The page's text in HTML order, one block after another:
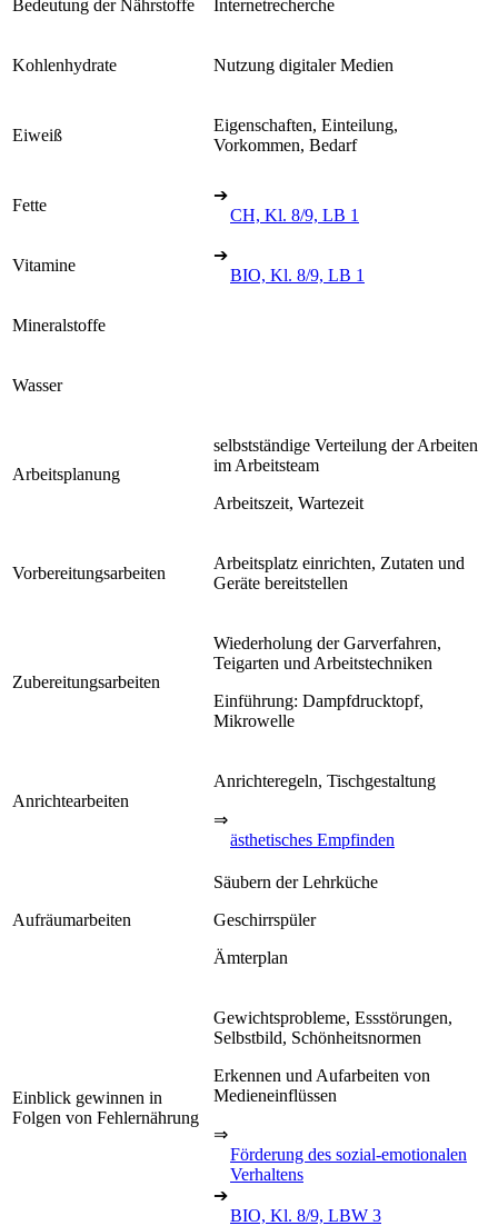
Bedeutung der Nährstoffe Internetrecherche
Kohlenhydrate Nutzung digitaler Medien
Eiweiß
Eigenschaften, Einteilung,
Vorkommen, Bedarf
Fette
➔
CH, Kl. 8/9, LB 1
Vitamine
➔
BIO, Kl. 8/9, LB 1
Mineralstoffe
Wasser
Arbeitsplanung
selbstständige Verteilung der Arbeiten
im Arbeitsteam
Arbeitszeit, Wartezeit
Vorbereitungsarbeiten
Arbeitsplatz einrichten, Zutaten und
Geräte bereitstellen
Zubereitungsarbeiten
Wiederholung der Garverfahren,
Teigarten und Arbeitstechniken
Einführung: Dampfdrucktopf,
Mikrowelle
Anrichtearbeiten
Anrichteregeln, Tischgestaltung
⇒
ästhetisches Empfinden
Aufräumarbeiten
Säubern der Lehrküche
Geschirrspüler
Ämterplan
Einblick gewinnen in
Folgen von Fehlernährung
Gewichtsprobleme, Essstörungen,
Selbstbild, Schönheitsnormen
Erkennen und Aufarbeiten von
Medieneinflüssen
⇒
Förderung des sozial-emotionalen
Verhaltens
➔
BIO, Kl. 8/9, LBW 3